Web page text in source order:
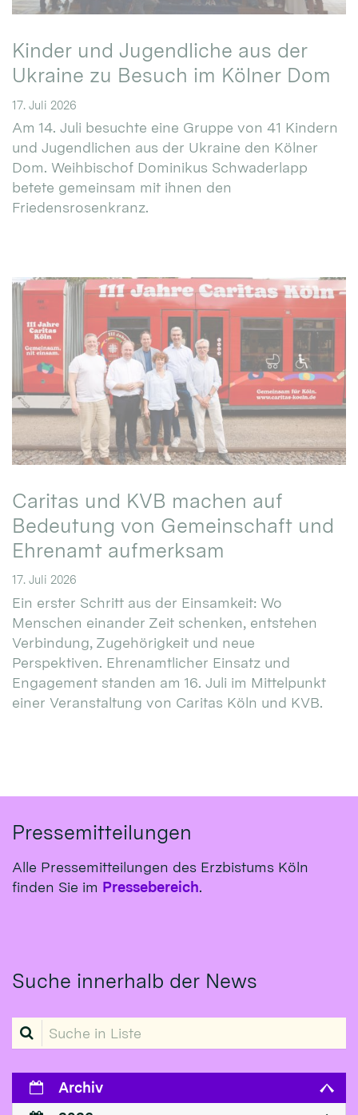
Kinder und Jugendliche aus der
Ukraine zu Besuch im Kölner Dom
17. Juli 2026
Am 14. Juli besuchte eine Gruppe von 41 Kindern
und Jugendlichen aus der Ukraine den Kölner
Dom. Weihbischof Dominikus Schwaderlapp
betete gemeinsam mit ihnen den
Friedensrosenkranz.
Caritas und KVB machen auf
Bedeutung von Gemeinschaft und
Ehrenamt aufmerksam
17. Juli 2026
Ein erster Schritt aus der Einsamkeit: Wo
Menschen einander Zeit schenken, entstehen
Verbindung, Zugehörigkeit und neue
Perspektiven. Ehrenamtlicher Einsatz und
Engagement standen am 16. Juli im Mittelpunkt
einer Veranstaltung von Caritas Köln und KVB.
Pressemitteilungen
Alle Pressemitteilungen des Erzbistums Köln
finden Sie im Pressebereich.
Suche innerhalb der News
Suche in Liste
Archiv